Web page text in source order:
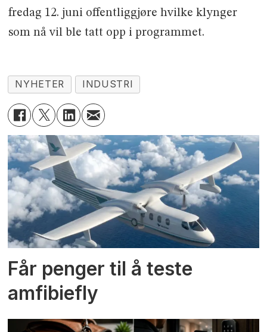
fredag 12. juni offentliggjøre hvilke klynger
som nå vil ble tatt opp i programmet.
NYHETER INDUSTRI
Får penger til å teste
amfibiefly